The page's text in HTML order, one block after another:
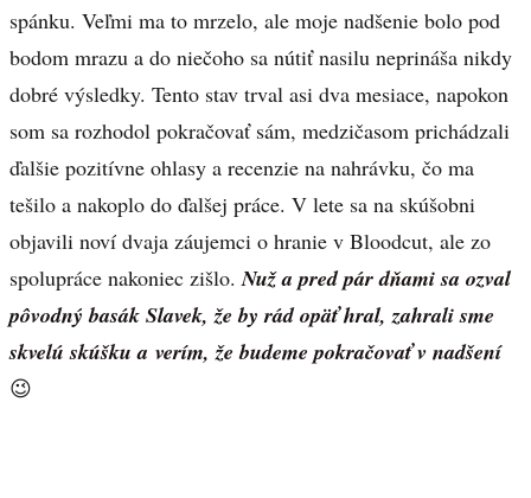
spánku. Veľmi ma to mrzelo, ale moje nadšenie bolo pod
bodom mrazu a do niečoho sa nútiť nasilu neprináša nikdy
dobré výsledky. Tento stav trval asi dva mesiace, napokon
som sa rozhodol pokračovať sám, medzičasom prichádzali
ďalšie pozitívne ohlasy a recenzie na nahrávku, čo ma
tešilo a nakoplo do ďalšej práce. V lete sa na skúšobni
objavili noví dvaja záujemci o hranie v Bloodcut, ale zo
spolupráce nakoniec zišlo.Nuž a pred pár dňami sa ozval
pôvodný basák Slavek, že by rád opäť hral, zahrali sme
skvelú skúšku a verím, že budeme pokračovať v nadšení
😉